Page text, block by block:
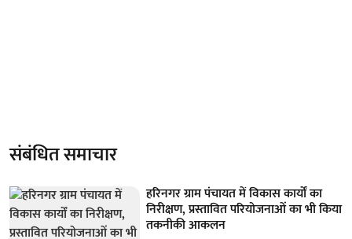
संबंधित समाचार
हरिनगर ग्राम पंचायत में विकास कार्यों का
निरीक्षण, प्रस्तावित परियोजनाओं का भी किया
तकनीकी आकलन